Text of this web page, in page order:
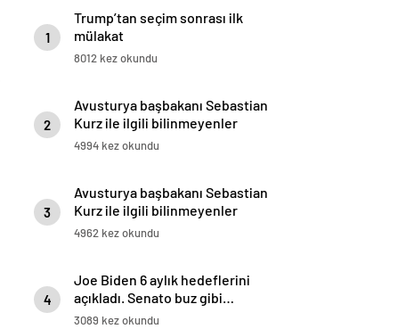
1
Trump’tan seçim sonrası ilk
mülakat
8012 kez okundu
2
Avusturya başbakanı Sebastian
Kurz ile ilgili bilinmeyenler
4994 kez okundu
3
Avusturya başbakanı Sebastian
Kurz ile ilgili bilinmeyenler
4962 kez okundu
4
Joe Biden 6 aylık hedeflerini
açıkladı. Senato buz gibi…
3089 kez okundu